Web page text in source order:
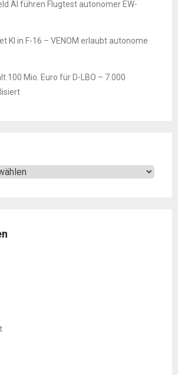
AI führen Flugtest autonomer EW-
KI in F-16 – VENOM erlaubt autonome
100 Mio. Euro für D-LBO – 7.000